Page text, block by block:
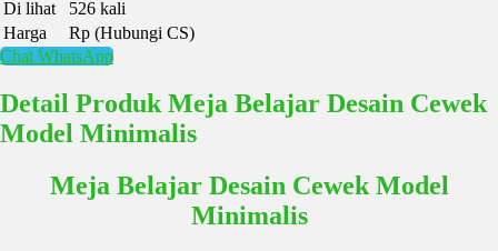
Di lihat
526 kali
Harga
Rp (Hubungi CS)
Chat WhatsApp
Detail Produk Meja Belajar Desain Cewek
Model Minimalis
Meja Belajar Desain Cewek Model
Minimalis